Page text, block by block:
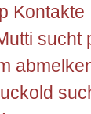
Kontakte
sucht